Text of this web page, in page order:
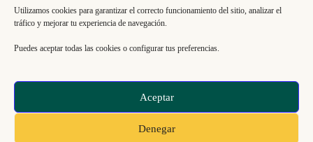
Utilizamos cookies para garantizar el correcto funcionamiento del sitio, analizar el
tráfico y mejorar tu experiencia de navegación.
Puedes aceptar todas las cookies o configurar tus preferencias.
Aceptar
Denegar
Libro de Reclamaciones
© 2026, ECO INNOVACIÓN SAC. RUC 20613151193 .
Todos los derechos reservados | La Molina 15026, Lima,
Perú.